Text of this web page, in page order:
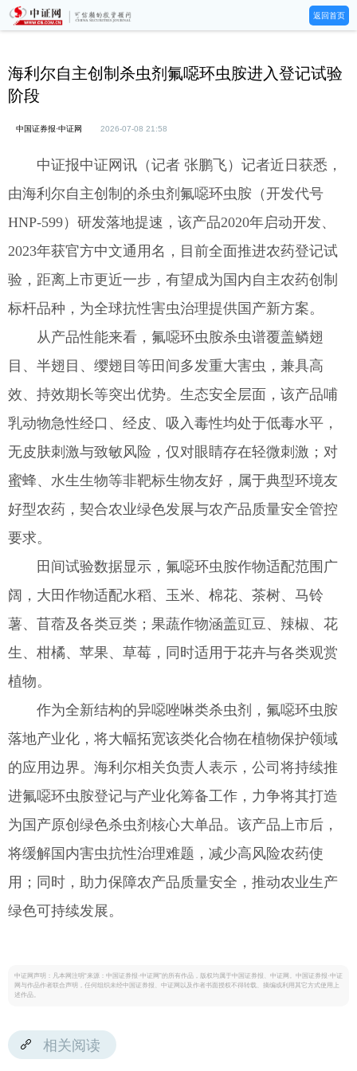
返回首页
海利尔自主创制杀虫剂氟噁环虫胺进入登记试验
阶段
中国证券报·中证网 2026-07-08 21:58
中证报中证网讯（记者 张鹏飞）记者近日获悉，
由海利尔自主创制的杀虫剂氟噁环虫胺（开发代号
HNP-599）研发落地提速，该产品2020年启动开发、
2023年获官方中文通用名，目前全面推进农药登记试
验，距离上市更近一步，有望成为国内自主农药创制
标杆品种，为全球抗性害虫治理提供国产新方案。
从产品性能来看，氟噁环虫胺杀虫谱覆盖鳞翅
目、半翅目、缨翅目等田间多发重大害虫，兼具高
效、持效期长等突出优势。生态安全层面，该产品哺
乳动物急性经口、经皮、吸入毒性均处于低毒水平，
无皮肤刺激与致敏风险，仅对眼睛存在轻微刺激；对
蜜蜂、水生生物等非靶标生物友好，属于典型环境友
好型农药，契合农业绿色发展与农产品质量安全管控
要求。
田间试验数据显示，氟噁环虫胺作物适配范围广
阔，大田作物适配水稻、玉米、棉花、茶树、马铃
薯、苜蓿及各类豆类；果蔬作物涵盖豇豆、辣椒、花
生、柑橘、苹果、草莓，同时适用于花卉与各类观赏
植物。
作为全新结构的异噁唑啉类杀虫剂，氟噁环虫胺
落地产业化，将大幅拓宽该类化合物在植物保护领域
的应用边界。海利尔相关负责人表示，公司将持续推
进氟噁环虫胺登记与产业化筹备工作，力争将其打造
为国产原创绿色杀虫剂核心大单品。该产品上市后，
将缓解国内害虫抗性治理难题，减少高风险农药使
用；同时，助力保障农产品质量安全，推动农业生产
绿色可持续发展。
中证网声明：凡本网注明“来源：中国证券报·中证网”的所有作品，版权均属于中国证券报、中证网。中国证券报·中证
网与作品作者联合声明，任何组织未经中国证券报、中证网以及作者书面授权不得转载、摘编或利用其它方式使用上
述作品。
相关阅读